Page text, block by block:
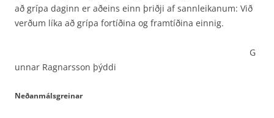
að grípa daginn er aðeins einn þriðji af sannleikanum: Við
verðum líka að grípa fortíðina og framtíðina einnig.
G
unnar Ragnarsson þýddi
Neðanmálsgreinar